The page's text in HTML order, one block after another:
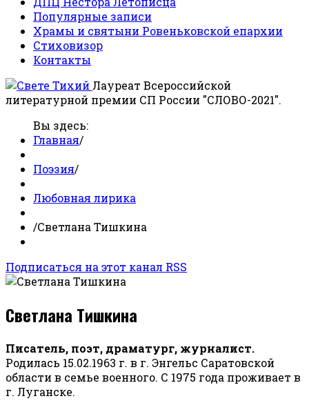
Популярные записи
Храмы и святыни Ровеньковской епархии
Стиховизор
Контакты
Лауреат Всероссийской
литературной премии СП России "СЛОВО-2021".
Вы здесь:
Главная/
Поэзия/
Любовная лирика
/Светлана Тишкина
Подписаться на этот канал RSS
Светлана Тишкина
Писатель, поэт, драматург, журналист.
Родилась 15.02.1963 г. в г. Энгельс Саратовской
области в семье военного. С 1975 года проживает в
г. Луганске.